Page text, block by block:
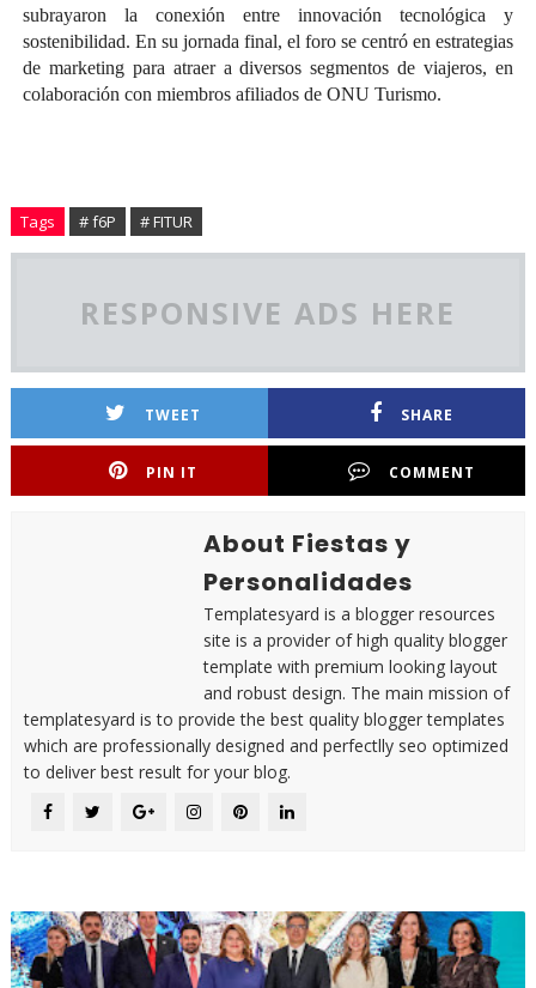
subrayaron la conexión entre innovación tecnológica y
sostenibilidad. En su jornada final, el foro se centró en estrategias
de marketing para atraer a diversos segmentos de viajeros, en
colaboración con miembros afiliados de ONU Turismo.
Tags # f6P # FITUR
RESPONSIVE ADS HERE
TWEET SHARE
PIN IT COMMENT
About Fiestas y
Personalidades
Templatesyard is a blogger resources
site is a provider of high quality blogger
template with premium looking layout
and robust design. The main mission of
templatesyard is to provide the best quality blogger templates
which are professionally designed and perfectlly seo optimized
to deliver best result for your blog.